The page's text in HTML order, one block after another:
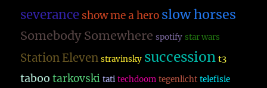
severance show me a hero slow horses
Somebody Somewhere spotify star wars
Station Eleven stravinsky succession t3
taboo tarkovski tati techdoom tegenlicht telefisie